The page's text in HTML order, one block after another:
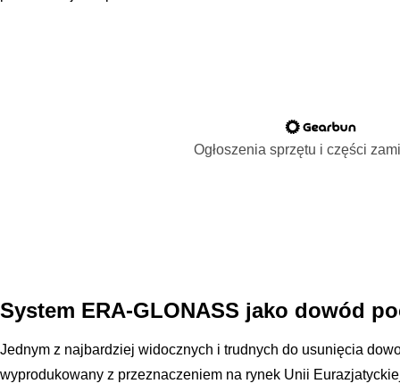
Ogłoszenia sprzętu i części
System ERA-GLONASS jako dowód
Jednym z najbardziej widocznych i trudnych do usunięcia
wyprodukowany z przeznaczeniem na rynek Unii